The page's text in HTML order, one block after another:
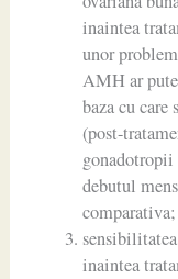
inaintea
unor
AMH ar
baza cu care
(post-
debutul
comparativa;
inaintea